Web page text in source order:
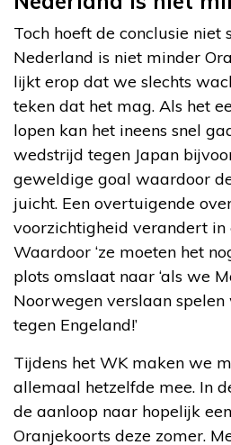
Toch hoeft de conclusie niet
Nederland is niet minder
lijkt erop dat we slechts
teken dat het mag. Als het
lopen kan het ineens snel
wedstrijd tegen Japan
geweldige goal waardoor
juicht. Een overtuigende
voorzichtigheid verandert in
Waardoor ‘ze moeten het
plots omslaat naar ‘als we
Noorwegen verslaan
tegen Engeland!’
Tijdens het WK maken we
allemaal hetzelfde mee. In
de aanloop naar hopelijk
Oranjekoorts deze zomer.